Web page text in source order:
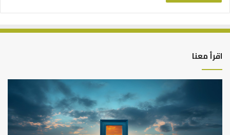
اقرأ معنا
كيف
العبادات
شخصية
الإنسان؟